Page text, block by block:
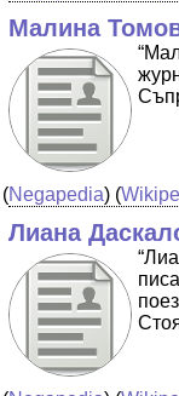
Малина
(Negapedia) (
Лиана